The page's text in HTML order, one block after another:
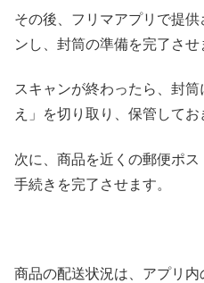
その後、フリマアプリで提
ンし、封筒の準備を完了させ
スキャンが終わったら、封
え」を切り取り、保管してお
次に、商品を近くの郵便ポ
手続きを完了させます。
商品の配送状況は、アプリ